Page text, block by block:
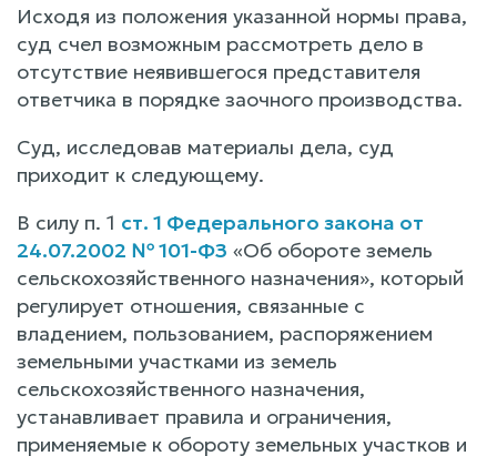
Исходя из положения указанной нормы права,
суд счел возможным рассмотреть дело в
отсутствие неявившегося представителя
ответчика в порядке заочного производства.
Суд, исследовав материалы дела, суд
приходит к следующему.
В силу п. 1 ст. 1 Федерального закона от
24.07.2002 № 101-ФЗ «Об обороте земель
сельскохозяйственного назначения», который
регулирует отношения, связанные с
владением, пользованием, распоряжением
земельными участками из земель
сельскохозяйственного назначения,
устанавливает правила и ограничения,
применяемые к обороту земельных участков и